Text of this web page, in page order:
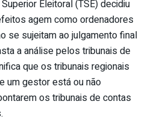
Eleitoral (TSE) decidiu
agem como ordenadores
se sujeitam ao julgamento final
a análise pelos tribunais de
que os tribunais regionais
um gestor está ou não
os tribunais de contas